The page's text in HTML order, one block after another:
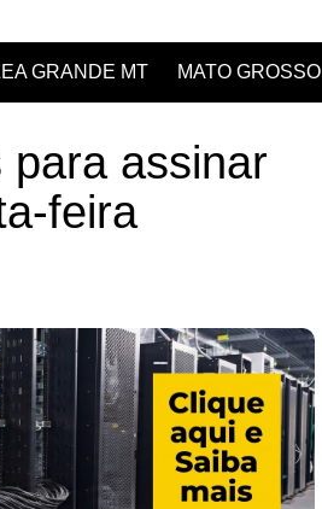
GRANDE MT MATO GROSSO
para assinar
feira